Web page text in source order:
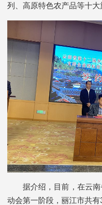
列、高原特色农产品等十大
据介绍，目前，在云
动会第一阶段，丽江市共